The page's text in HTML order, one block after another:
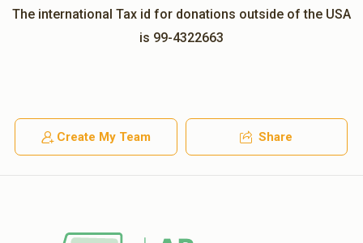
The international Tax id for donations outside of the USA
is 99-4322663
Create My Team Share